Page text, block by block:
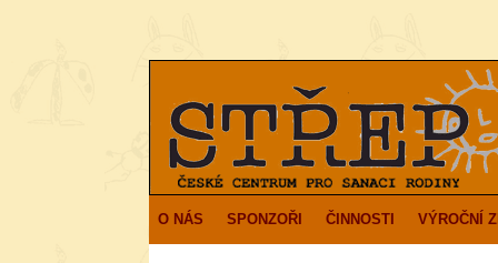
O NÁS SPONZOŘI ČINNOSTI VÝROČNÍ